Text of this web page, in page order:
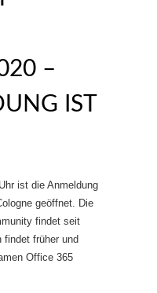
–
IST
ist die Anmeldung
geöffnet. Die
findet seit
findet früher und
Office 365